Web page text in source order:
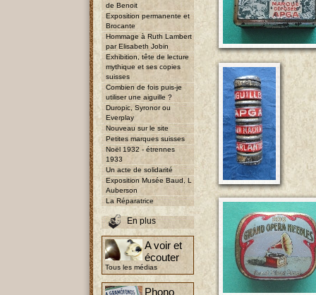
de Benoit
Exposition permanente et
Brocante
Hommage à Ruth Lambert
par Elisabeth Jobin
Exhibition, tête de lecture
mythique et ses copies
suisses
Combien de fois puis-je
utiliser une aiguille ?
Duropic, Syronor ou
Everplay
Nouveau sur le site
Petites marques suisses
Noël 1932 - étrennes
1933
Un acte de solidarité
Exposition Musée Baud, L
Auberson
La Réparatrice
En plus
A voir et
écouter
Tous les médias
Phono